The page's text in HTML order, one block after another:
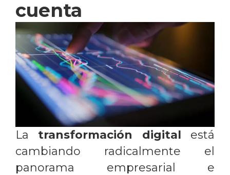
cuenta
La transformación digital está
cambiando radicalmente el
panorama empresarial e